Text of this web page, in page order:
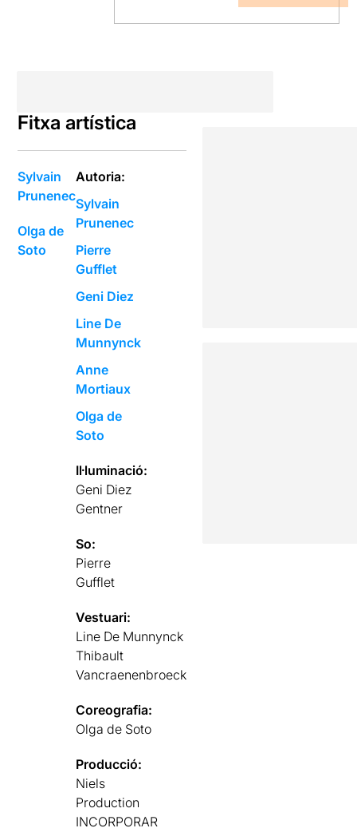
Fitxa artística
Sylvain
Prunenec
Olga de
Soto
Autoria:
Sylvain
Prunenec
Pierre
Gufflet
Geni Diez
Line De
Munnynck
Anne
Mortiaux
Olga de
Soto
Il·luminació:
Geni Diez
Gentner
So:
Pierre
Gufflet
Vestuari:
Line De Munnynck
Thibault
Vancraenenbroeck
Coreografia:
Olga de Soto
Producció:
Niels
Production
INCORPORAR